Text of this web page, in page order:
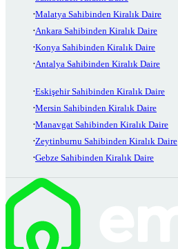
Malatya Sahibinden Kiralık Daire
Ankara Sahibinden Kiralık Daire
Konya Sahibinden Kiralık Daire
Antalya Sahibinden Kiralık Daire
Eskişehir Sahibinden Kiralık Daire
Mersin Sahibinden Kiralık Daire
Manavgat Sahibinden Kiralık Daire
Zeytinburnu Sahibinden Kiralık Daire
Gebze Sahibinden Kiralık Daire